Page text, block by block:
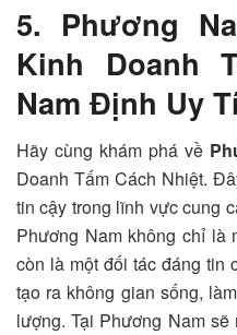
5. Phương
Kinh Doanh
Nam Định Uy
Hãy cùng khám phá về
Doanh Tấm Cách Nhiệt.
tin cậy trong lĩnh vực cung
Phương Nam không chỉ là
còn là một đối tác đáng tin
tạo ra không gian sống,
lượng. Tại Phương Nam